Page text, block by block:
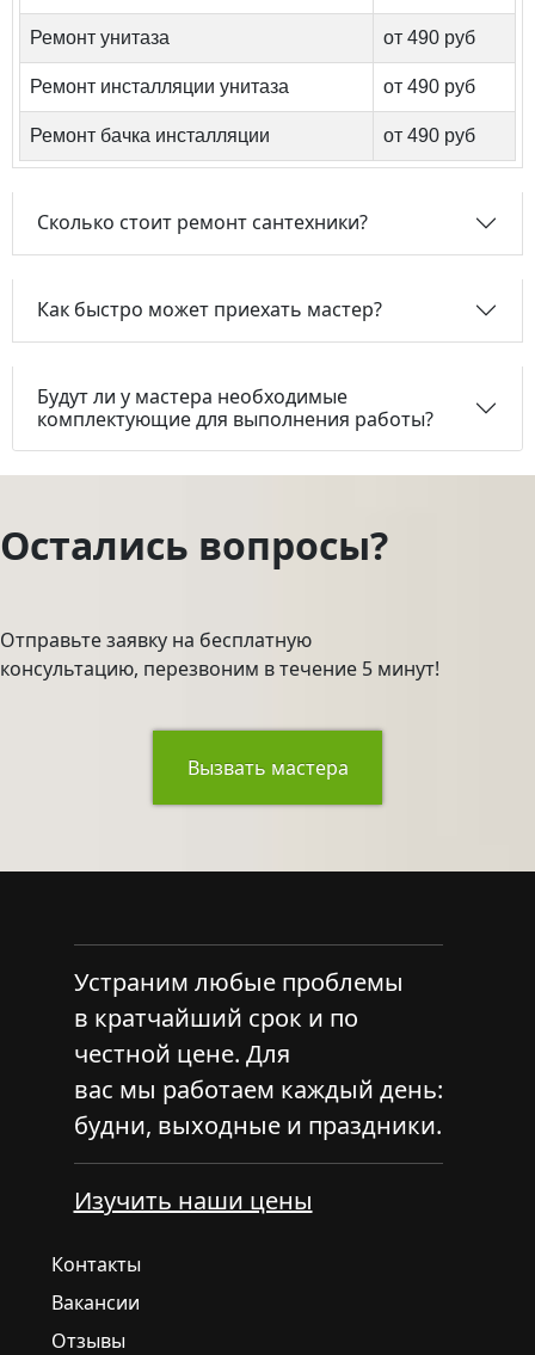
Ремонт унитаза от 490 руб
Ремонт инсталляции унитаза от 490 руб
Ремонт бачка инсталляции от 490 руб
Сколько стоит ремонт сантехники?
Как быстро может приехать мастер?
Будут ли у мастера необходимые
комплектующие для выполнения работы?
Остались вопросы?
Отправьте заявку на бесплатную
консультацию, перезвоним в течение 5 минут!
Вызвать мастера
Устраним любые проблемы
в кратчайший срок и по
честной цене. Для
вас мы работаем каждый день:
будни, выходные и праздники.
Изучить наши цены
Контакты
Вакансии
Отзывы